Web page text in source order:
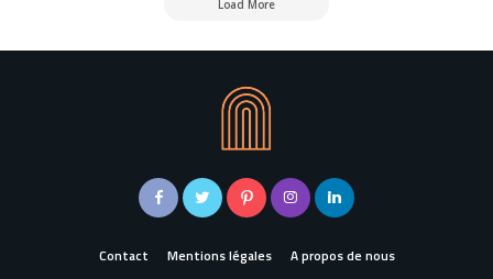
Load More
Contact Mentions légales A propos de nous